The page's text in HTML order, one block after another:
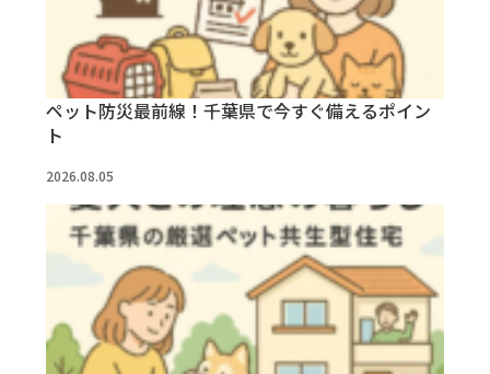
ペット防災最前線！千葉県で今すぐ備えるポイン
ト
2026.08.05